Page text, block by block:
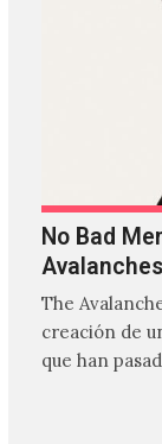
No Bad
The
creación de
que han